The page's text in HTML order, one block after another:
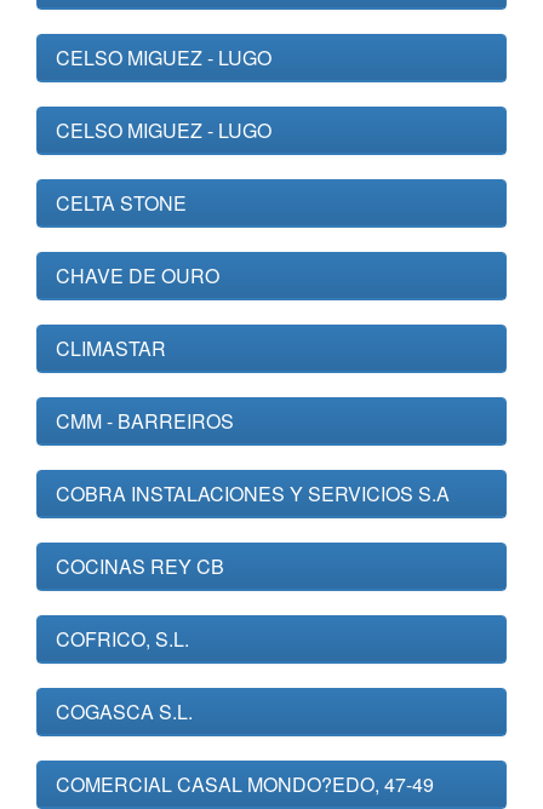
CELSO MIGUEZ - LUGO
CELSO MIGUEZ - LUGO
CELTA STONE
CHAVE DE OURO
CLIMASTAR
CMM - BARREIROS
COBRA INSTALACIONES Y SERVICIOS S.A
COCINAS REY CB
COFRICO, S.L.
COGASCA S.L.
COMERCIAL CASAL MONDO?EDO, 47-49